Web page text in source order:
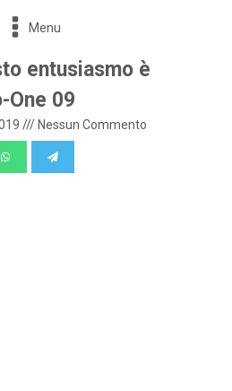
Menu
entusiasmo è
One 09
/// Nessun Commento